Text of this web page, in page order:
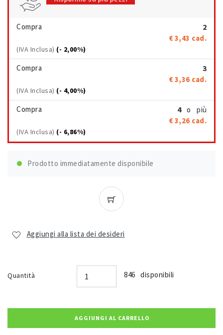
Compra 2
€ 3,43 cad.
(IVA Inclusa) (- 2,00%)
Compra 3
€ 3,36 cad.
(IVA Inclusa) (- 4,00%)
Compra 4 o più
€ 3,26 cad.
(IVA Inclusa) (- 6,86%)
Prodotto immediatamente disponibile
Aggiungi alla lista dei desideri
Quantità 846 disponibili
AGGIUNGI AL CARRELLO